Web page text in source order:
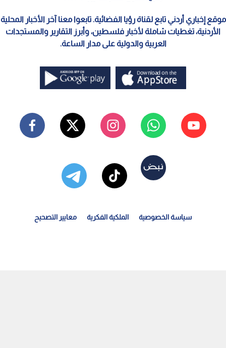
موقع إخباري أردني تابع لقناة رؤيا الفضائية. تابعوا معنا آخر الأخبار المحلية
الأردنية، تغطيات شاملة لأخبار فلسطين، وأبرز التقارير والمستجدات
العربية والدولية على مدار الساعة.
سياسة الخصوصية الملكية الفكرية معايير التصحيح